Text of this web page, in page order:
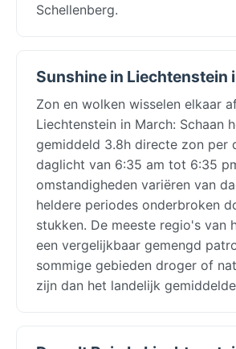
Schellenberg.
Sunshine in Liechtenstein
Zon en wolken wisselen elkaar
Liechtenstein in March: Schaan
gemiddeld 3.8h directe zon per
daglicht van 6:35 am tot 6:35
omstandigheden variëren van
heldere periodes onderbroken
stukken. De meeste regio's van
een vergelijkbaar gemengd
sommige gebieden droger of
zijn dan het landelijk